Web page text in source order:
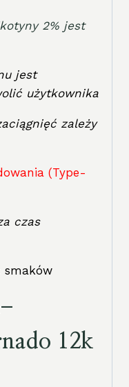
2% jest
jest
użytkownika
zależy
(Type-
czas
smaków
12k